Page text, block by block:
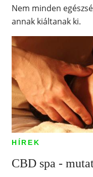
Nem minden
annak kiáltanak ki.
HÍREK
CBD spa -